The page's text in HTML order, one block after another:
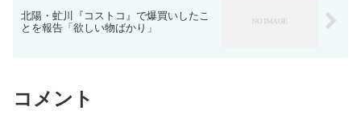
北陽・虻川『コストコ』で爆買いしたこ
とを報告「欲しい物ばかり」
コメント